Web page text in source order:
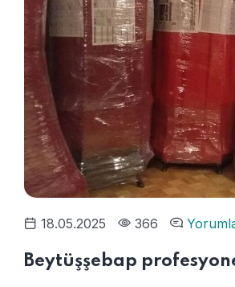
18.05.2025 366
Beytüşşebap